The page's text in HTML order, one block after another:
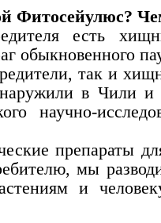
Фитосейулюс?
есть
обыкновенного
так и
в Чили
научно-
препараты
мы
и